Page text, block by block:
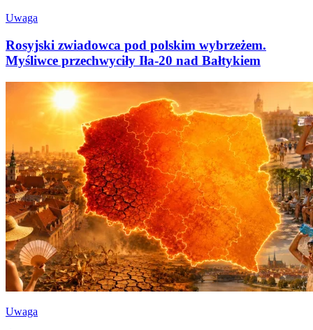
Uwaga
Rosyjski zwiadowca pod polskim wybrzeżem.
Myśliwce przechwyciły Iła-20 nad Bałtykiem
Uwaga